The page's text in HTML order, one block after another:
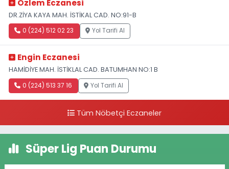
Özlem Eczanesi
DR.ZİYA KAYA MAH. İSTİKAL CAD. NO:91-B
0 (224) 512 02 23 Yol Tarifi Al
Engin Eczanesi
HAMİDİYE MAH. İSTİKLAL CAD. BATUMHAN NO:1 B
0 (224) 513 37 16 Yol Tarifi Al
Tüm Nöbetçi Eczaneler
Süper Lig Puan Durumu